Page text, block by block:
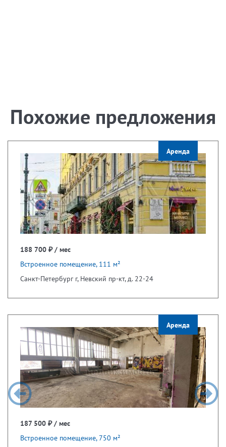
Похожие предложения
Аренда
188 700 ₽ / мес
Встроенное помещение, 111 м²
Санкт-Петербург г, Невский пр-кт, д. 22-24
Аренда
187 500 ₽ / мес
Встроенное помещение, 750 м²